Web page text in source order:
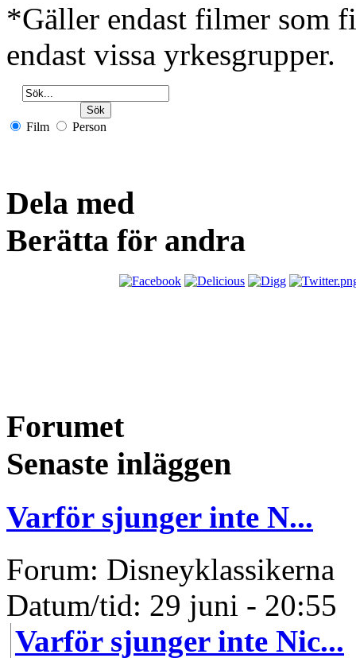
*Gäller endast filmer som
endast vissa yrkesgrupper.
Film Person
Dela med
Berätta för andra
Forumet
Senaste inläggen
Varför sjunger inte N...
Forum: Disneyklassikerna
Datum/tid: 29 juni - 20:55
Varför sjunger inte Nic...